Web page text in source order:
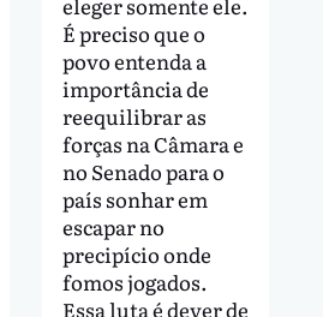
É preciso que o
povo entenda a
importância de
reequilibrar as
forças na Câmara e
no Senado para o
país sonhar em
escapar no
precipício onde
fomos jogados.
Essa luta é dever de